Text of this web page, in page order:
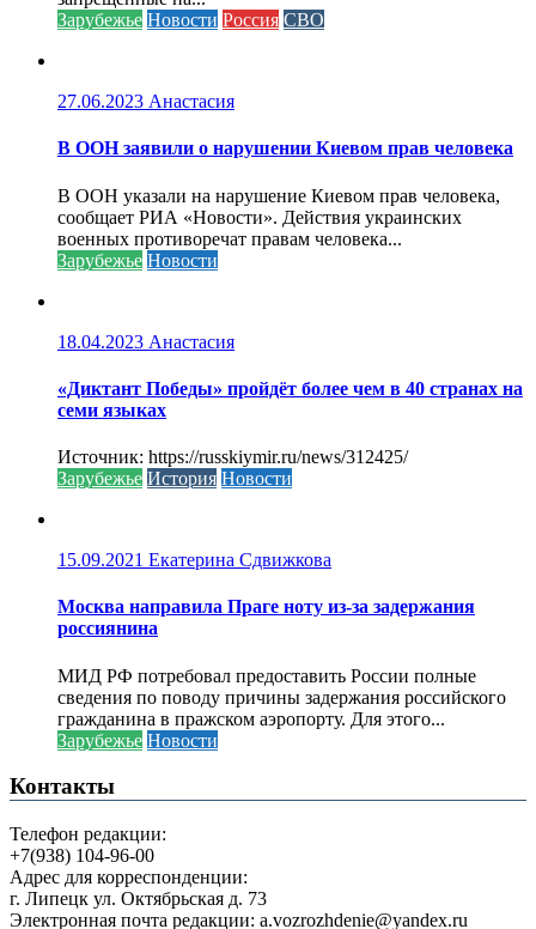
Зарубежье Новости Россия СВО
27.06.2023 Анастасия
В ООН заявили о нарушении Киевом прав человека
В ООН указали на нарушение Киевом прав человека,
сообщает РИА «Новости». Действия украинских
военных противоречат правам человека...
Зарубежье Новости
18.04.2023 Анастасия
«Диктант Победы» пройдёт более чем в 40 странах на
семи языках
Источник: https://russkiymir.ru/news/312425/
Зарубежье История Новости
15.09.2021 Екатерина Сдвижкова
Москва направила Праге ноту из-за задержания
россиянина
МИД РФ потребовал предоставить России полные
сведения по поводу причины задержания российского
гражданина в пражском аэропорту. Для этого...
Зарубежье Новости
Контакты
Телефон редакции:
+7(938) 104-96-00
Адрес для корреспонденции:
г. Липецк ул. Октябрьская д. 73
Электронная почта редакции: a.vozrozhdenie@yandex.ru